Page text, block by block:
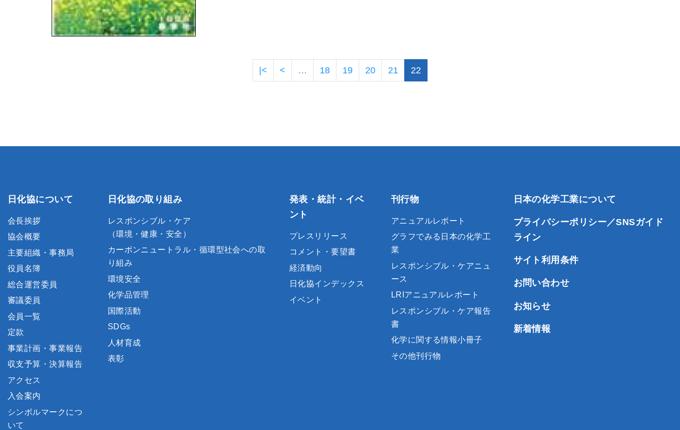
ページ送り
|< 先頭ページ
< 前ページ
… 18 19 20 21 22
日化協について
会長挨拶
協会概要
主要組織・事務局
役員名簿
総合運営委員
審議委員
会員一覧
定款
事業計画・事業報告
収支予算・決算報告
アクセス
入会案内
シンボルマークにつ
いて
日化協の取り組み
レスポンシブル・ケア
（環境・健康・安全）
カーボンニュートラル・循環型社会への取
り組み
環境安全
化学品管理
国際活動
SDGs
人材育成
表彰
発表・統計・イベ
ント
プレスリリース
コメント・要望書
経済動向
日化協インデックス
イベント
刊行物
アニュアルレポート
グラフでみる日本の化学工
業
レスポンシブル・ケアニュ
ース
LRIアニュアルレポート
レスポンシブル・ケア報告
書
化学に関する情報小冊子
その他刊行物
日本の化学工業について
プライバシーポリシー／SNSガイド
ライン
サイト利用条件
お問い合わせ
お知らせ
新着情報